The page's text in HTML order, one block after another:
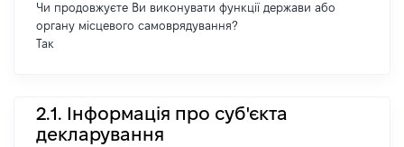
Чи продовжуєте Ви виконувати функції держави або
органу місцевого самоврядування?
Так
2.1. Інформація про суб'єкта
декларування